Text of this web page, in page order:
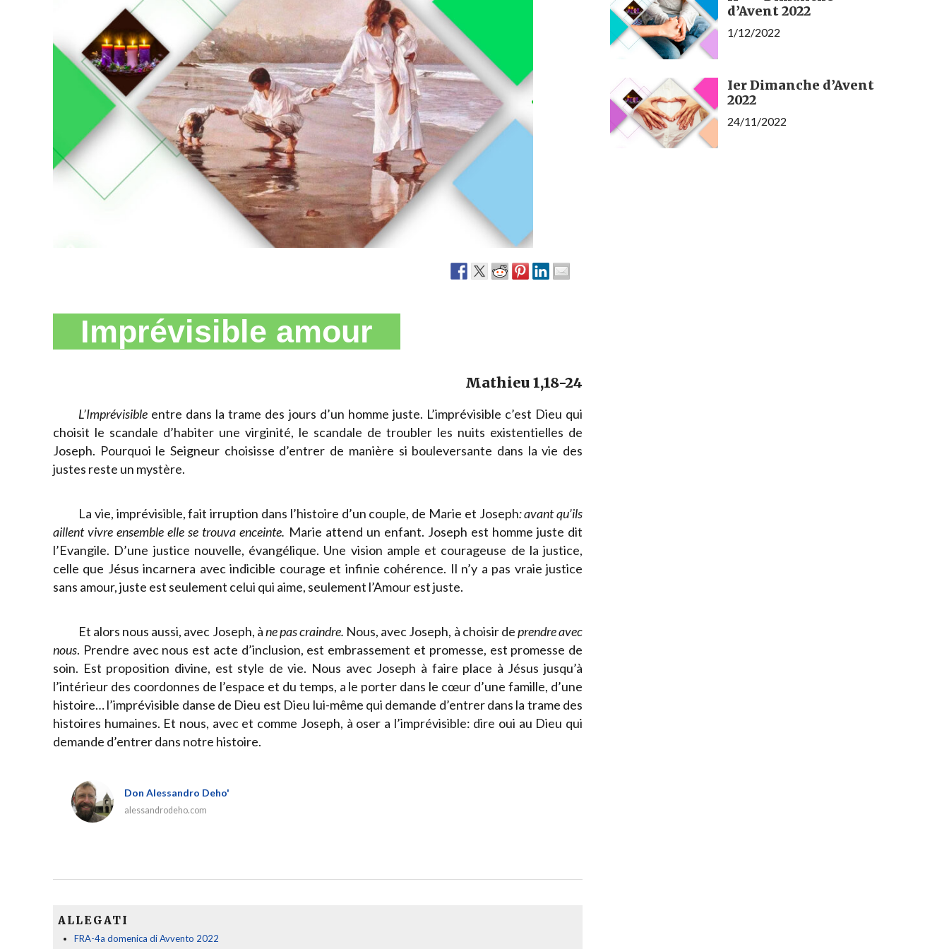
Narzole
San Lorenzo di Fossano
Susa
Imprévisible amour
Mathieu 1,18-24
L’Imprévisible entre dans la trame des jours d’un homme juste. L’imprévisible c’est Dieu qui
choisit le scandale d’habiter une virginité, le scandale de troubler les nuits existentielles de
Joseph. Pourquoi le Seigneur choisisse d’entrer de manière si bouleversante dans la vie des
justes reste un mystère.
La vie, imprévisible, fait irruption dans l’histoire d’un couple, de Marie et Joseph: avant qu’ils
aillent vivre ensemble elle se trouva enceinte. Marie attend un enfant. Joseph est homme juste dit
l’Evangile. D’une justice nouvelle, évangélique. Une vision ample et courageuse de la justice,
celle que Jésus incarnera avec indicible courage et infinie cohérence. Il n’y a pas vraie justice
sans amour, juste est seulement celui qui aime, seulement l’Amour est juste.
Et alors nous aussi, avec Joseph, àne pas craindre. Nous, avec Joseph, à choisir deprendre avec
nous. Prendre avec nous est acte d’inclusion, est embrassement et promesse, est promesse de
soin. Est proposition divine, est style de vie. Nous avec Joseph à faire place à Jésus jusqu’à
l’intérieur des coordonnes de l’espace et du temps, a le porter dans le cœur d’une famille, d’une
histoire… l’imprévisible danse de Dieu est Dieu lui-même qui demande d’entrer dans la trame des
histoires humaines. Et nous, avec et comme Joseph, à oser a l’imprévisible: dire oui au Dieu qui
demande d’entrer dans notre histoire.
Don Alessandro Deho'
alessandrodeho.com
ALLEGATI
FRA-4a domenica di Avvento 2022
d’Avent 2022
1/12/2022
Ier Dimanche d’Avent
2022
24/11/2022